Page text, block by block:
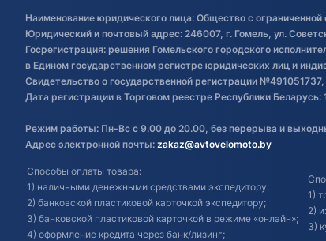
Наименование юридического лица: Общество с
Юридический и почтовый адрес: 246007, г. Гомель, ул.
Госрегистрация: решения Гомельского городского
в Едином государственном регистре юридических лиц и
Свидетельство о государственной регистрации
Дата регистрации в Торговом реестре Республики
Режим работы: Пн-Вс с 9.00 до 20.00, без перерыва и
Адрес электронной почты: zakaz@avtovelomoto.by
Способы оплаты товара:
1) наличными денежными средствами экспедитору;
2) банковской пластиковой карточкой экспедитору;
3) банковской пластиковой карточкой в режиме «онлайн»;
4) оформление кредита через банк/лизинг;
1)
2)
3)